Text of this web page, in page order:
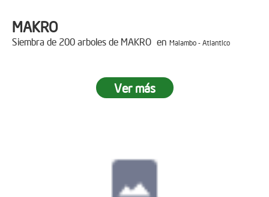
MAKRO
Siembra de 200 arboles de MAKRO en Malambo - Atlantico
Ver más